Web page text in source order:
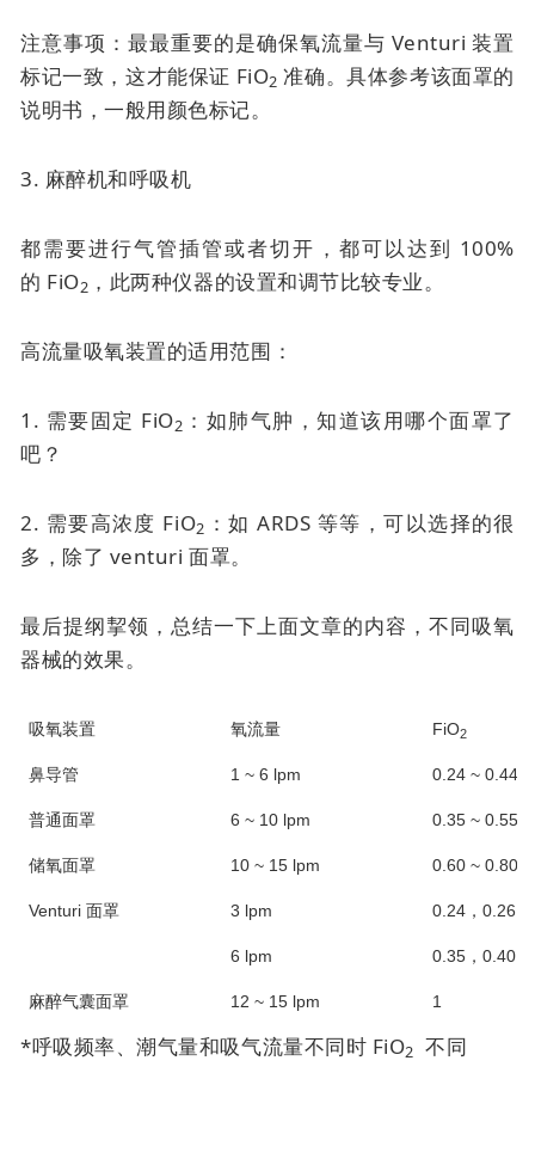
注意事项：最最重要的是确保氧流量与 Venturi 装置
标记一致，这才能保证 FiO2 准确。具体参考该面罩的
说明书，一般用颜色标记。
3. 麻醉机和呼吸机
都需要进行气管插管或者切开，都可以达到 100%
的 FiO2 ，此两种仪器的设置和调节比较专业。
高流量吸氧装置的适用范围：
1. 需要固定 FiO2 ：如肺气肿，知道该用哪个面罩了
吧？
2. 需要高浓度 FiO2 ：如 ARDS 等等，可以选择的很
多，除了 venturi 面罩。
最后提纲挈领，总结一下上面文章的内容，不同吸氧
器械的效果。
吸氧装置 氧流量 FiO2
鼻导管 1 ~ 6 lpm 0.24 ~ 0.44*
普通面罩 6 ~ 10 lpm 0.35 ~ 0.55*
储氧面罩 10 ~ 15 lpm 0.60 ~ 0.80*
Venturi 面罩 3 lpm 0.24，0.26
6 lpm 0.35，0.40
麻醉气囊面罩 12 ~ 15 lpm 1
*呼吸频率、潮气量和吸气流量不同时 FiO2 不同